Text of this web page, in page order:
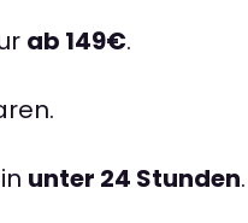
ab 149€.
unter 24 Stunden.